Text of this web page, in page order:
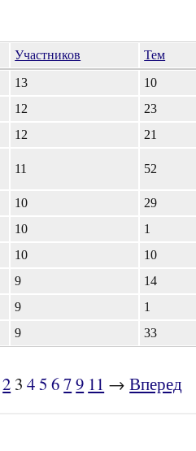
Участников Тем
13 10
12 23
12 21
11 52
10 29
10 1
10 10
9 14
9 1
9 33
2 345 679 11 →Вперед